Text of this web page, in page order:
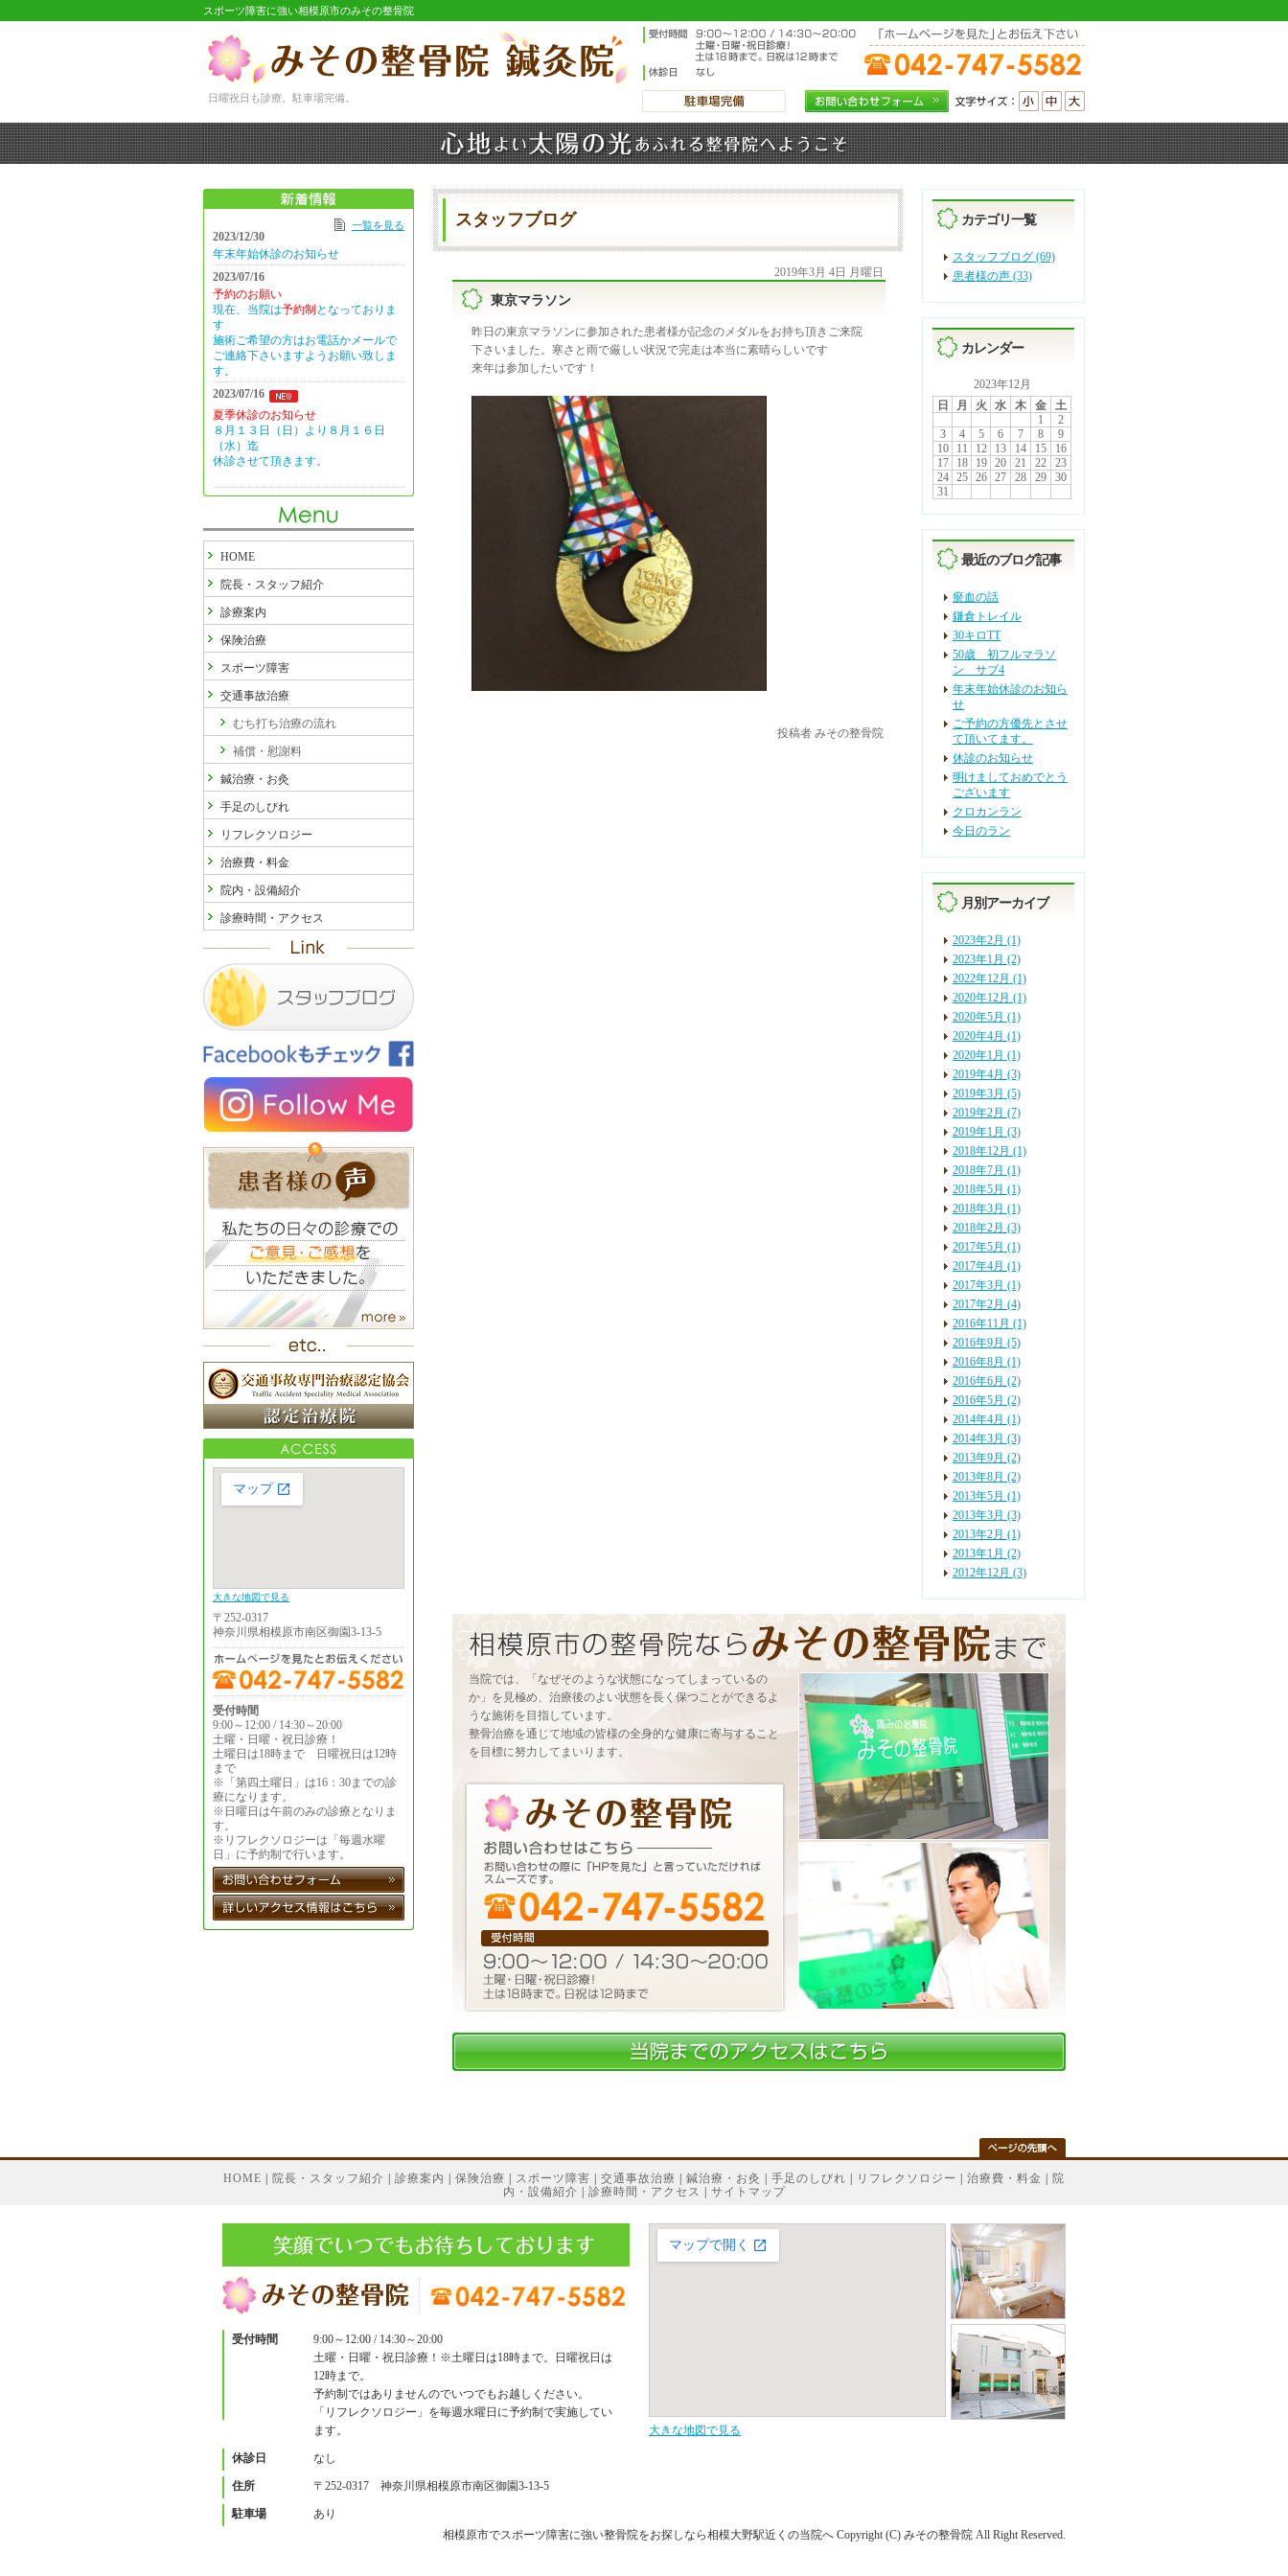
スポーツ障害に強い相模原市のみその整骨院
日曜祝日も診療。駐車場完備。
スタッフブログ
2019年3月 4日 月曜日
東京マラソン
昨日の東京マラソンに参加された患者様が記念のメダルをお持ち頂きご来院
下さいました。寒さと雨で厳しい状況で完走は本当に素晴らしいです
来年は参加したいです！
投稿者 みその整骨院
カテゴリ一覧
スタッフブログ (69)
患者様の声 (33)
カレンダー
2023年12月
日
月 火 水 木 金
土
1
2
3
4 5 6 7 8
9
10
11 12 13 14 15
16
17
18 19 20 21 22
23
24
25 26 27 28 29
30
31
最近のブログ記事
瘀血の話
鎌倉トレイル
30キロTT
50歳 初フルマラソ
ン サブ4
年末年始休診のお知ら
せ
ご予約の方優先とさせ
て頂いてます。
休診のお知らせ
明けましておめでとう
ございます
クロカンラン
今日のラン
月別アーカイブ
2023年2月 (1)
2023年1月 (2)
2022年12月 (1)
2020年12月 (1)
2020年5月 (1)
2020年4月 (1)
2020年1月 (1)
2019年4月 (3)
2019年3月 (5)
2019年2月 (7)
2019年1月 (3)
2018年12月 (1)
2018年7月 (1)
2018年5月 (1)
2018年3月 (1)
2018年2月 (3)
2017年5月 (1)
2017年4月 (1)
2017年3月 (1)
2017年2月 (4)
2016年11月 (1)
2016年9月 (5)
2016年8月 (1)
2016年6月 (2)
2016年5月 (2)
2014年4月 (1)
2014年3月 (3)
2013年9月 (2)
2013年8月 (2)
2013年5月 (1)
2013年3月 (3)
2013年2月 (1)
2013年1月 (2)
2012年12月 (3)
当院では、「なぜそのような状態になってしまっているの
か」を見極め、治療後のよい状態を長く保つことができるよ
うな施術を目指しています。
整骨治療を通じて地域の皆様の全身的な健康に寄与すること
を目標に努力してまいります。
一覧を見る
2023/12/30
年末年始休診のお知らせ
2023/07/16
予約のお願い
現在、当院は予約制 となっておりま
す
施術ご希望の方はお電話かメールで
ご連絡下さいますようお願い致しま
す。
2023/07/16
夏季休診のお知らせ
８月１３日（日）より８月１６日
（水）迄
休診させて頂きます。
HOME
院長・スタッフ紹介
診療案内
保険治療
スポーツ障害
交通事故治療
むち打ち治療の流れ
補償・慰謝料
鍼治療・お灸
手足のしびれ
リフレクソロジー
治療費・料金
院内・設備紹介
診療時間・アクセス
大きな地図で見る
〒252-0317
神奈川県相模原市南区御園3-13-5
受付時間
9:00～12:00 / 14:30～20:00
土曜・日曜・祝日診療！
土曜日は18時まで 日曜祝日は12時
まで
※「第四土曜日」は16：30までの診
療になります。
※日曜日は午前のみの診療となりま
す。
※リフレクソロジーは「毎週水曜
日」に予約制で行います。
HOME 院長・スタッフ紹介 診療案内 保険治療 スポーツ障害 交通事故治療 鍼治療・お灸 手足のしびれ リフレクソロジー 治療費・料金
院
内・設備紹介
診療時間・アクセス サイトマップ
受付時間
9:00～12:00 / 14:30～20:00
土曜・日曜・祝日診療！※土曜日は18時まで。日曜祝日は
12時まで。
予約制ではありませんのでいつでもお越しください。
「リフレクソロジー」を毎週水曜日に予約制で実施してい
ます。
休診日 なし
住所 〒252-0317 神奈川県相模原市南区御園3-13-5
駐車場 あり
大きな地図で見る
相模原市でスポーツ障害に強い整骨院をお探しなら相模大野駅近くの当院へ Copyright (C) みその整骨院 All Right Reserved.